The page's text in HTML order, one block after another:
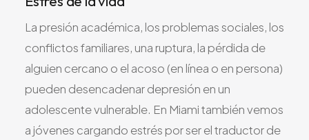
La presión académica, los problemas sociales, los
conflictos familiares, una ruptura, la pérdida de
alguien cercano o el acoso (en línea o en persona)
pueden desencadenar depresión en un
adolescente vulnerable. En Miami también vemos
a jóvenes cargando estrés por ser el traductor de